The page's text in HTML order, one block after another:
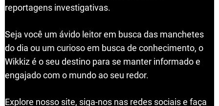
reportagens investigativas.
Seja você um ávido leitor em busca das manchetes
do dia ou um curioso em busca de conhecimento, o
Wikkiz é o seu destino para se manter informado e
engajado com o mundo ao seu redor.
Explore nosso site, siga-nos nas redes sociais e faça